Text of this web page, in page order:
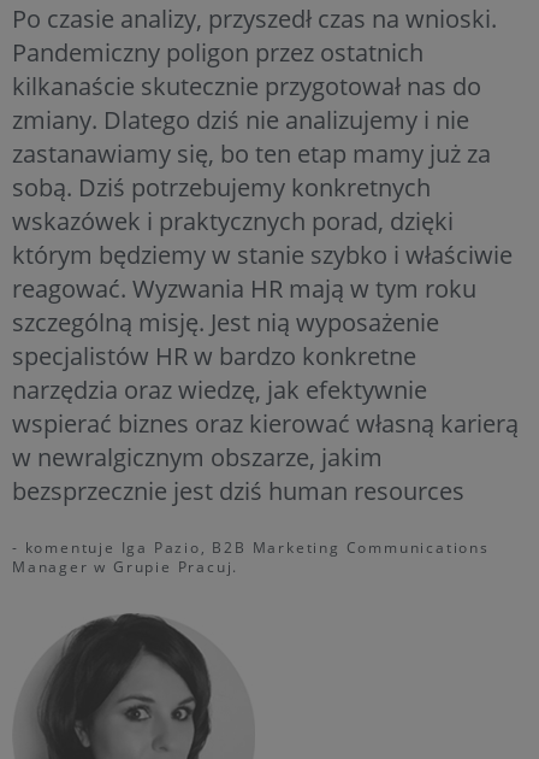
Po czasie analizy, przyszedł czas na wnioski.
Pandemiczny poligon przez ostatnich
kilkanaście skutecznie przygotował nas do
zmiany. Dlatego dziś nie analizujemy i nie
zastanawiamy się, bo ten etap mamy już za
sobą. Dziś potrzebujemy konkretnych
wskazówek i praktycznych porad, dzięki
którym będziemy w stanie szybko i właściwie
reagować. Wyzwania HR mają w tym roku
szczególną misję. Jest nią wyposażenie
specjalistów HR w bardzo konkretne
narzędzia oraz wiedzę, jak efektywnie
wspierać biznes oraz kierować własną karierą
w newralgicznym obszarze, jakim
bezsprzecznie jest dziś human resources
- komentuje Iga Pazio, B2B Marketing Communications
Manager w Grupie Pracuj.